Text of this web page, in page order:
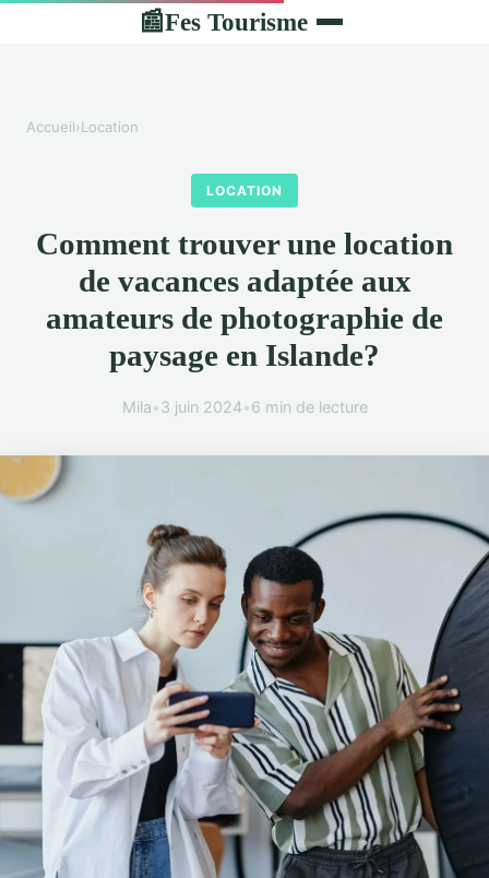
📰Fes Tourisme
Accueil›Location
LOCATION
Comment trouver une location
de vacances adaptée aux
amateurs de photographie de
paysage en Islande?
Mila•3 juin 2024•6 min de lecture